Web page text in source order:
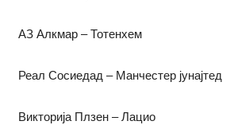
АЗ Алкмар – Тотенхем
Реал Сосиедад – Манчестер јунајтед
Викторија Плзен – Лацио